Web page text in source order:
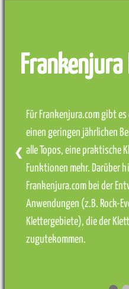
Für Frankenjura.com gibt
einen geringen jährlichen
alle Topos, eine praktische
Funktionen mehr. Darüber
Frankenjura.com bei der
Anwendungen (z.B. Rock-
Klettergebiete), die der
zugutekommen.
❮